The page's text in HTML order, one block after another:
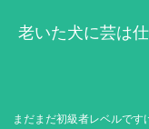
老いた犬に芸は
まだまだ初級者レベルで